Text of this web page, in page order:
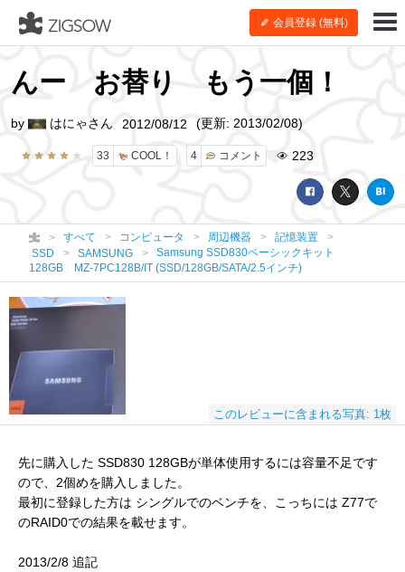
会員登録 (無料)
んー お替り もう一個！
33 COOL！ 4 コメント 223
by はにゃさん 2012/08/12 (更新: 2013/02/08)
すべて コンピュータ 周辺機器
記憶装置
SSD
SAMSUNG
Samsung SSD830ベーシックキット
128GB MZ-7PC128B/IT (SSD/128GB/SATA/2.5インチ)
このレビューに含まれる写真: 1枚
先に購入した SSD830 128GBが単体使用するには容量不足です
ので、2個めを購入しました。
最初に登録した方は シングルでのベンチを、こっちには Z77で
のRAID0での結果を載せます。
2013/2/8 追記